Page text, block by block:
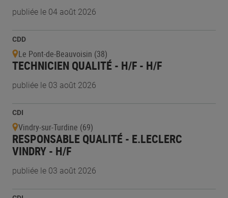
publiée le 04 août 2026
CDD
Le Pont-de-Beauvoisin (38)
TECHNICIEN QUALITÉ - H/F - H/F
publiée le 03 août 2026
CDI
Vindry-sur-Turdine (69)
RESPONSABLE QUALITÉ - E.LECLERC
VINDRY - H/F
publiée le 03 août 2026